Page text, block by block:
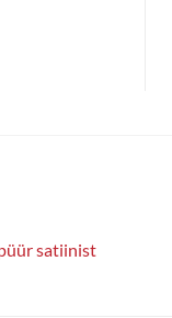
satiinist